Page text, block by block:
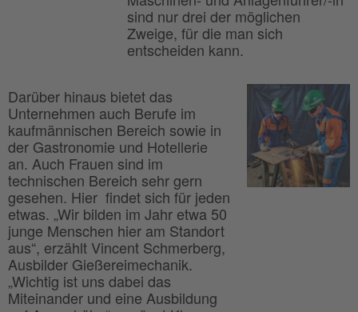
sind nur drei der möglichen
Zweige, für die man sich
entscheiden kann.
Darüber hinaus bietet das
Unternehmen auch Berufe im
kaufmännischen Bereich sowie in
der Gastronomie und Hotellerie
an. Auch Frauen sind im
technischen Bereich sehr gern
gesehen. Hier findet sich für jeden
etwas. „Wir bilden im Jahr etwa 50
junge Menschen hier am Standort
aus“, erzählt Vincent Schmerberg,
Ausbilder Gießereimechanik.
„Wichtig ist uns dabei das
Miteinander und eine Ausbildung